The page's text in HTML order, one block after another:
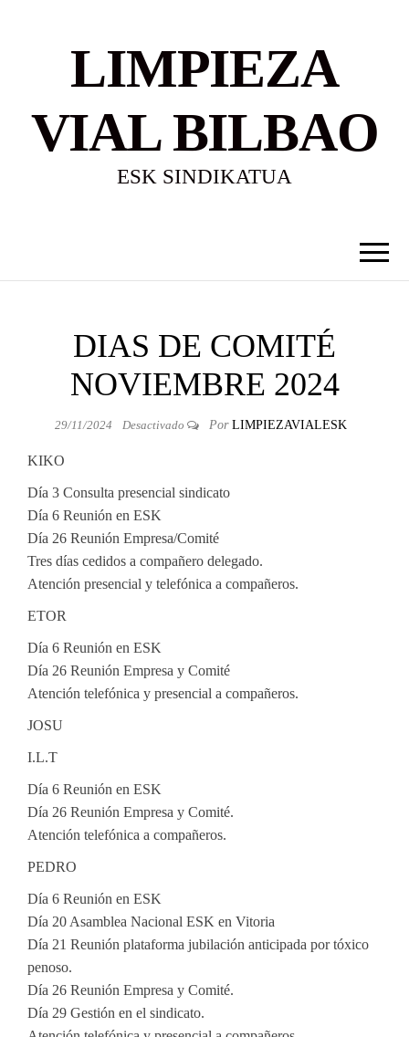
LIMPIEZA
VIAL BILBAO
ESK SINDIKATUA
DIAS DE COMITÉ
NOVIEMBRE 2024
29/11/2024 Desactivado Por LIMPIEZAVIALESK
KIKO
Día 3 Consulta presencial sindicato
Día 6 Reunión en ESK
Día 26 Reunión Empresa/Comité
Tres días cedidos a compañero delegado.
Atención presencial y telefónica a compañeros.
ETOR
Día 6 Reunión en ESK
Día 26 Reunión Empresa y Comité
Atención telefónica y presencial a compañeros.
JOSU
I.L.T
Día 6 Reunión en ESK
Día 26 Reunión Empresa y Comité.
Atención telefónica a compañeros.
PEDRO
Día 6 Reunión en ESK
Día 20 Asamblea Nacional ESK en Vitoria
Día 21 Reunión plataforma jubilación anticipada por tóxico
penoso.
Día 26 Reunión Empresa y Comité.
Día 29 Gestión en el sindicato.